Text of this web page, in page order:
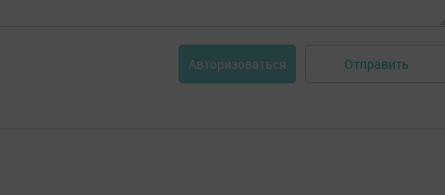
Авторизоваться Отправить